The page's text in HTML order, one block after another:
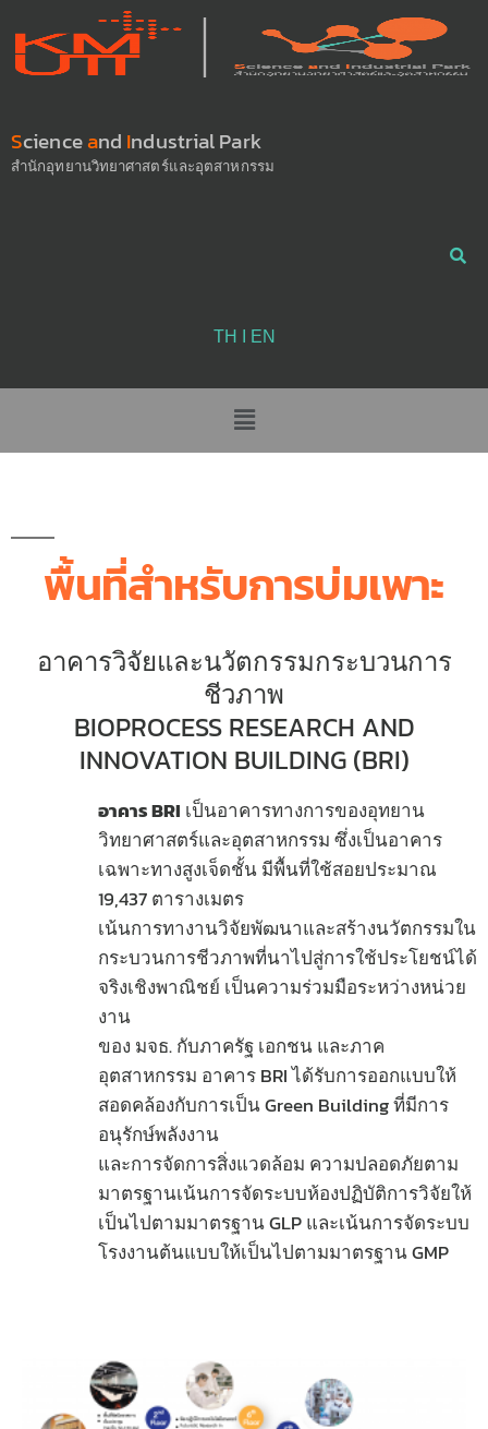
Scienceand Industrial Park
สำนักอุทยานวิทยาศาสตร์และอุตสาหกรรม
TH Ι EN
พื้นที่สำหรับการบ่มเพาะ
อาคารวิจัยและนวัตกรรมกระบวนการ
ชีวภาพ
BIOPROCESS RESEARCH AND
INNOVATION BUILDING (BRI)
อาคาร BRI เป็นอาคารทางการของอุทยาน
วิทยาศาสตร์และอุตสาหกรรม ซึ่งเป็นอาคาร
เฉพาะทางสูงเจ็ดชั้น มีพื้นที่ใช้สอยประมาณ
19,437 ตารางเมตร
เน้นการทางานวิจัยพัฒนาและสร้างนวัตกรรมใน
กระบวนการชีวภาพที่นาไปสู่การใช้ประโยชน์ได้
จริงเชิงพาณิชย์ เป็นความร่วมมือระหว่างหน่วย
งาน
ของ มจธ. กับภาครัฐ เอกชน และภาค
อุตสาหกรรม อาคาร BRI ได้รับการออกแบบให้
สอดคล้องกับการเป็น Green Building ที่มีการ
อนุรักษ์พลังงาน
และการจัดการสิ่งแวดล้อม ความปลอดภัยตาม
มาตรฐานเน้นการจัดระบบห้องปฏิบัติการวิจัยให้
เป็นไปตามมาตรฐาน GLP และเน้นการจัดระบบ
โรงงานต้นแบบให้เป็นไปตามมาตรฐาน GMP